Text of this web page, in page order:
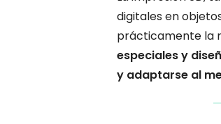
digitales en
prácticamente la
especiales y
y adaptarse al